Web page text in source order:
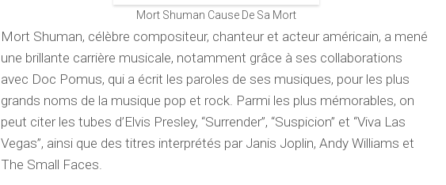
Mort Shuman Cause De Sa Mort
Mort Shuman, célèbre compositeur, chanteur et acteur américain, a mené
une brillante carrière musicale, notamment grâce à ses collaborations
avec Doc Pomus, qui a écrit les paroles de ses musiques, pour les plus
grands noms de la musique pop et rock. Parmi les plus mémorables, on
peut citer les tubes d’Elvis Presley, “Surrender”, “Suspicion” et “Viva Las
Vegas”, ainsi que des titres interprétés par Janis Joplin, Andy Williams et
The Small Faces.